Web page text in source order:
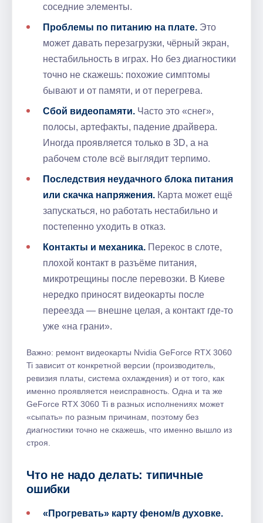
соседние элементы.
Проблемы по питанию на плате. Это
может давать перезагрузки, чёрный экран,
нестабильность в играх. Но без диагностики
точно не скажешь: похожие симптомы
бывают и от памяти, и от перегрева.
Сбой видеопамяти. Часто это «снег»,
полосы, артефакты, падение драйвера.
Иногда проявляется только в 3D, а на
рабочем столе всё выглядит терпимо.
Последствия неудачного блока питания
или скачка напряжения. Карта может ещё
запускаться, но работать нестабильно и
постепенно уходить в отказ.
Контакты и механика. Перекос в слоте,
плохой контакт в разъёме питания,
микротрещины после перевозки. В Киеве
нередко приносят видеокарты после
переезда — внешне целая, а контакт где‑то
уже «на грани».
Важно: ремонт видеокарты Nvidia GeForce RTX 3060
Ti зависит от конкретной версии (производитель,
ревизия платы, система охлаждения) и от того, как
именно проявляется неисправность. Одна и та же
GeForce RTX 3060 Ti в разных исполнениях может
«сыпать» по разным причинам, поэтому без
диагностики точно не скажешь, что именно вышло из
строя.
Что не надо делать: типичные
ошибки
«Прогревать» карту феном/в духовке.